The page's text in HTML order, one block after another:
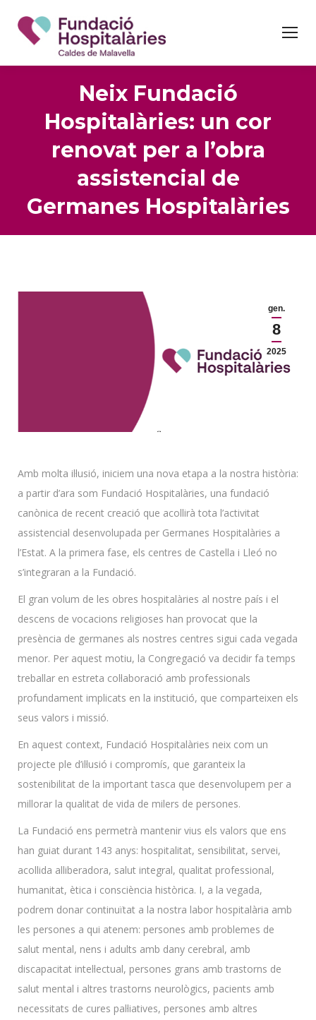
Neix Fundació
Hospitalàries: un cor
renovat per a l’obra
assistencial de
Germanes Hospitalàries
gen.
8
2025
Amb molta il·lusió, iniciem una nova etapa a la nostra història:
a partir d’ara som Fundació Hospitalàries, una fundació
canònica de recent creació que acollirà tota l’activitat
assistencial desenvolupada per Germanes Hospitalàries a
l’Estat. A la primera fase, els centres de Castella i Lleó no
s’integraran a la Fundació.
El gran volum de les obres hospitalàries al nostre país i el
descens de vocacions religioses han provocat que la
presència de germanes als nostres centres sigui cada vegada
menor. Per aquest motiu, la Congregació va decidir fa temps
treballar en estreta col·laboració amb professionals
profundament implicats en la institució, que comparteixen els
seus valors i missió.
En aquest context, Fundació Hospitalàries neix com un
projecte ple d’il·lusió i compromís, que garanteix la
sostenibilitat de la important tasca que desenvolupem per a
millorar la qualitat de vida de milers de persones.
La Fundació ens permetrà mantenir vius els valors que ens
han guiat durant 143 anys: hospitalitat, sensibilitat, servei,
acollida alliberadora, salut integral, qualitat professional,
humanitat, ètica i consciència històrica. I, a la vegada,
podrem donar continuïtat a la nostra labor hospitalària amb
les persones a qui atenem: persones amb problemes de
salut mental, nens i adults amb dany cerebral, amb
discapacitat intel·lectual, persones grans amb trastorns de
salut mental i altres trastorns neurològics, pacients amb
necessitats de cures pal·liatives, persones amb altres